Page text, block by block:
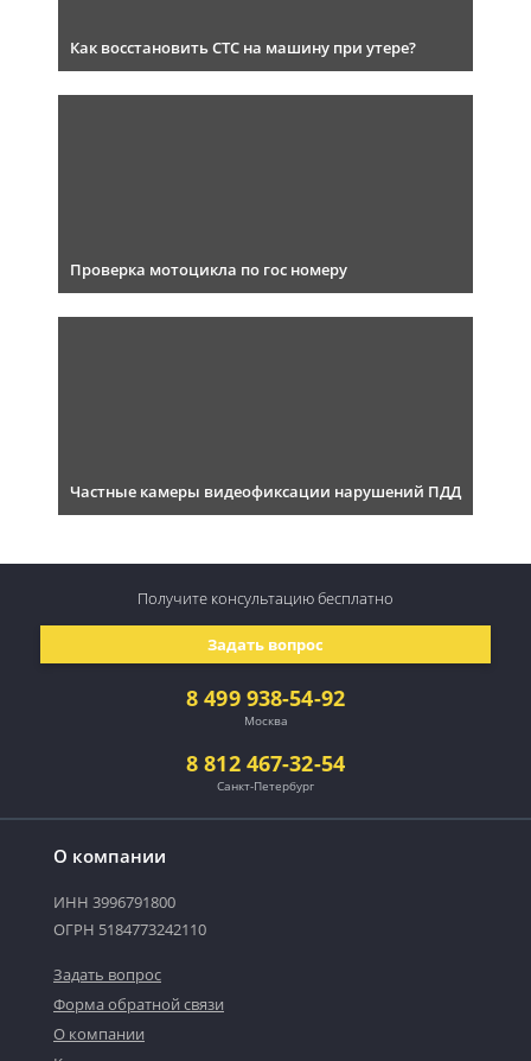
Как восстановить СТС на машину при утере?
Проверка мотоцикла по гос номеру
Частные камеры видеофиксации нарушений ПДД
О компании
ИНН 3996791800
ОГРН 5184773242110
Задать вопрос
Форма обратной связи
О компании
8 499 938-54-92
Москва
8 812 467-32-54
Санкт-Петербург
Задать вопрос
Получите консультациюбесплатно